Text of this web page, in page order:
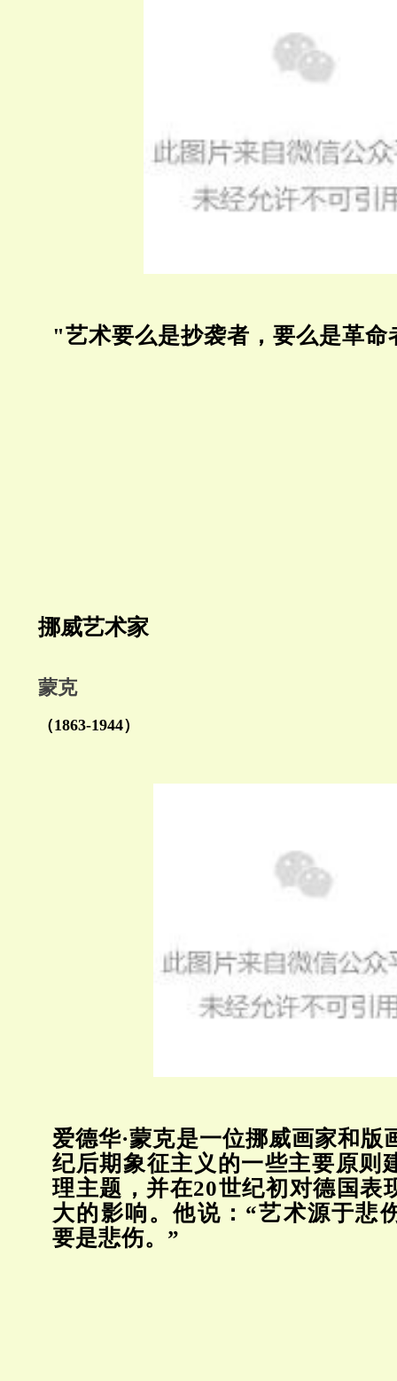
"艺术要么是抄袭者，要么是革
挪威艺术家
蒙克
（1863-1944）
爱德华·蒙克是一位挪威画家和版
纪后期象征主义的一些主要原则
理主题，并在20世纪初对德国表
大的影响。他说： “艺术源于悲
要是悲伤。”